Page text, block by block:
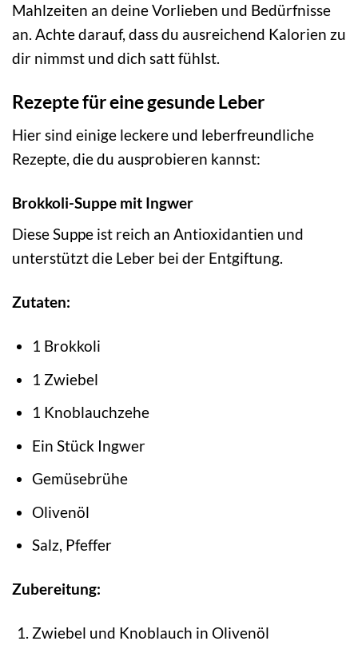
Mahlzeiten an deine Vorlieben und Bedürfnisse
an. Achte darauf, dass du ausreichend Kalorien zu
dir nimmst und dich satt fühlst.
Rezepte für eine gesunde Leber
Hier sind einige leckere und leberfreundliche
Rezepte, die du ausprobieren kannst:
Brokkoli-Suppe mit Ingwer
Diese Suppe ist reich an Antioxidantien und
unterstützt die Leber bei der Entgiftung.
Zutaten:
1 Brokkoli
1 Zwiebel
1 Knoblauchzehe
Ein Stück Ingwer
Gemüsebrühe
Olivenöl
Salz, Pfeffer
Zubereitung:
Zwiebel und Knoblauch in Olivenöl